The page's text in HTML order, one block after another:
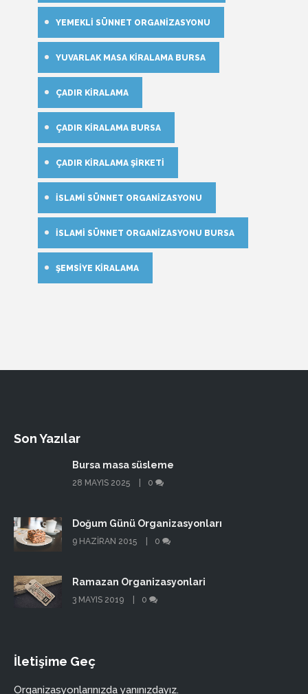
YEMEKLI SÜNNET ORGANIZASYONU
YUVARLAK MASA KIRALAMA BURSA
ÇADIR KIRALAMA
ÇADIR KIRALAMA BURSA
ÇADIR KIRALAMA ŞIRKETI
İSLAMI SÜNNET ORGANIZASYONU
İSLAMI SÜNNET ORGANIZASYONU BURSA
ŞEMSIYE KIRALAMA
Son Yazılar
Bursa masa süsleme
28 MAYIS 2025 0
Doğum Günü Organizasyonları
9 HAZIRAN 2015 0
Ramazan Organizasyonlari
3 MAYIS 2019 0
İletişime Geç
Organizasyonlarınızda yanınızdayız.